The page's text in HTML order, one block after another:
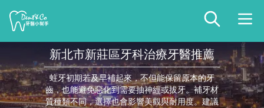
新北市新莊區牙科治療牙醫推薦
蛀牙初期若及早補起來，不但能保留原本的牙
齒，也能避免惡化到需要抽神經或拔牙。補牙材
質種類不同，選擇也會影響美觀與耐用度。建議